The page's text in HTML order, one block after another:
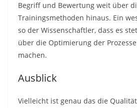
Begriff und Bewertung weit über
Trainingsmethoden hinaus. Ein
so der Wissenschaftler, dass es
über die Optimierung der
machen.
Ausblick
Vielleicht ist genau das die